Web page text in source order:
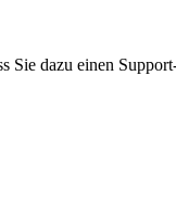
dazu einen